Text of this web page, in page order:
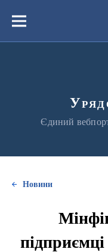
вмістуМеню
Єдиний
Новини